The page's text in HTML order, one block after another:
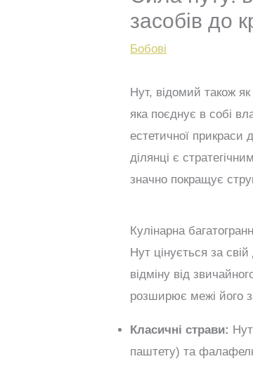
засобів до
Бобові
Нут, відомий також
яка поєднує в собі
естетичної прикраси
ділянці є
значно покращує
Кулінарна
Нут цінується за
відміну від
розширює межі його
Класичні страви:
паштету) та